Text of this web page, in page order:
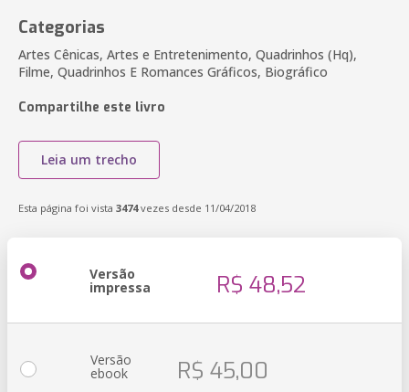
Categorias
Artes Cênicas, Artes e Entretenimento, Quadrinhos (Hq),
Filme, Quadrinhos E Romances Gráficos, Biográfico
Compartilhe este livro
Leia um trecho
Esta página foi vista 3474vezes desde 11/04/2018
Versão
impressa R$ 48,52
Versão
ebook R$ 45,00